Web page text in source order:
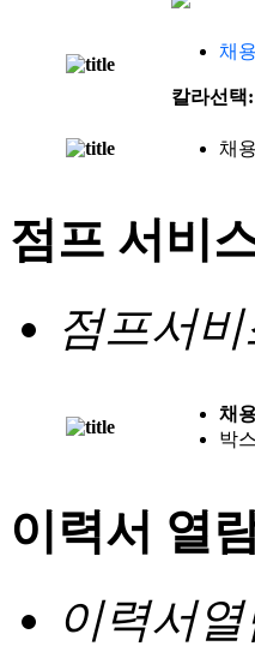
채
칼라선택:
채
점프 서비
점프서
채
박
이력서 열
이력서